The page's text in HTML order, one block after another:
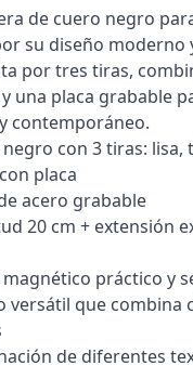
de cuero negro
su diseño moderno
por tres tiras,
una placa grabable
contemporáneo.
con 3 tiras: lisa,
placa
acero grabable
20 cm + extensión
magnético práctico y
versátil que combina
de diferentes